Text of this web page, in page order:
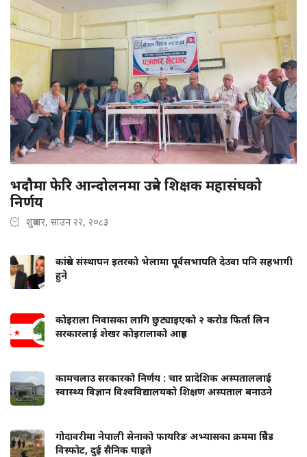
भदौमा फेरि आन्दोलनमा उत्रने शिक्षक महासंघको
निर्णय
शुक्रबार, साउन २२, २०८३
कांग्रेस संस्थापन इतरको भेलामा पूर्वसभापति देउवा पनि सहभागी
हुने
कोइराला निवासका लागि छुट्याइएको २ करोड फिर्ता लिन
सरकारलाई शेखर कोइरालाको आग्रह
कामचलाउ सरकारको निर्णय : चार प्रादेशिक अस्पताललाई
स्वास्थ्य विज्ञान विश्वविद्यालयको शिक्षण अस्पताल बनाउने
गोदावरीमा नेपाली सेनाको फायरिङ अभ्यासका क्रममा ग्रिनेड
विस्फोट, दुई सैनिक घाइते